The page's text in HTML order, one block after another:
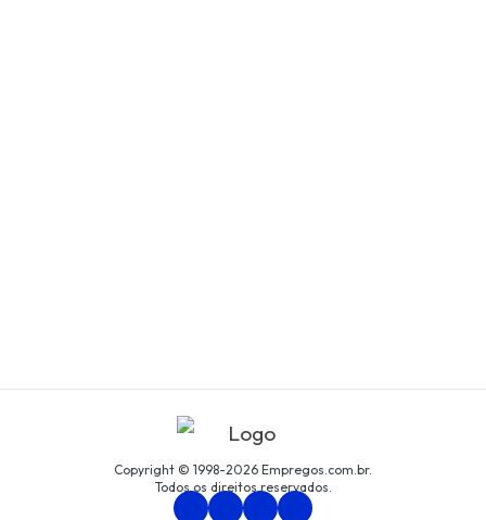
Copyright © 1998-2026 Empregos.com.br.
Todos os direitos reservados.